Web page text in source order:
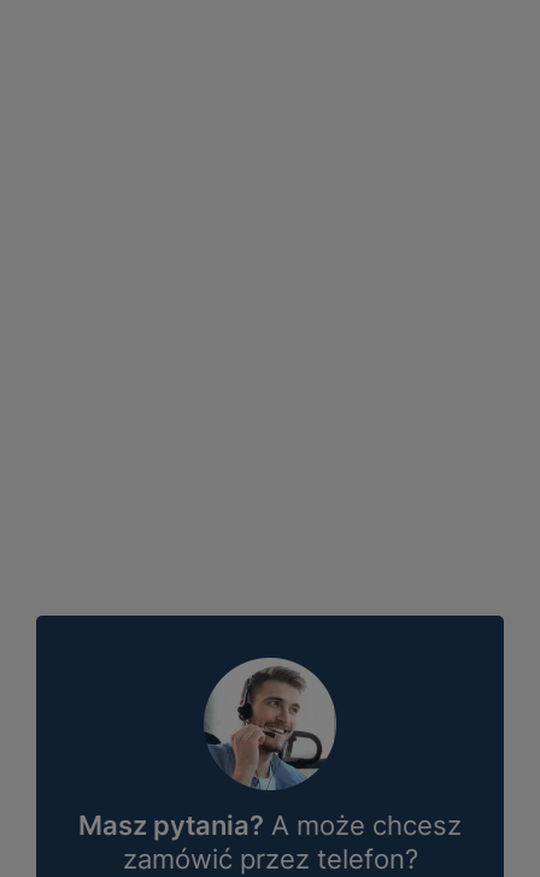
Masz pytania? A może chcesz
zamówić przez telefon?